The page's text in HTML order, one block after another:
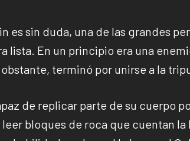
es sin duda, una de las grandes
lista. En un principio era una
terminó por unirse a la
de replicar parte de su cuerpo
leer bloques de roca que cuentan